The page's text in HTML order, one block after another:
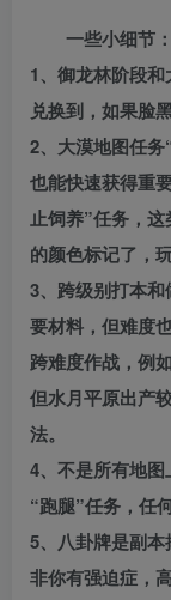
一些小细节：
1、御龙林阶段
兑换到，如果脸
2、大漠地图任
也能快速获得重
止饲养”任务，
的颜色标记了，
3、跨级别打本
要材料，但难度
跨难度作战，例
但水月平原出产
法。
4、不是所有地
“跑腿”任务，任
5、八卦牌是副
非你有强迫症，